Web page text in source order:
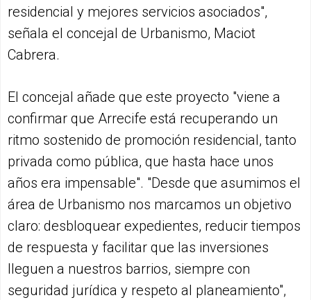
residencial y mejores servicios asociados",
señala el concejal de Urbanismo, Maciot
Cabrera.
El concejal añade que este proyecto "viene a
confirmar que Arrecife está recuperando un
ritmo sostenido de promoción residencial, tanto
privada como pública, que hasta hace unos
años era impensable". "Desde que asumimos el
área de Urbanismo nos marcamos un objetivo
claro: desbloquear expedientes, reducir tiempos
de respuesta y facilitar que las inversiones
lleguen a nuestros barrios, siempre con
seguridad jurídica y respeto al planeamiento",